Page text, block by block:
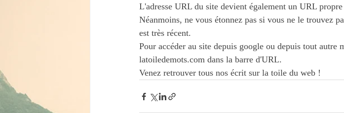
L'adresse URL du site devient également un URL
Néanmoins, ne vous étonnez pas si vous ne le trouvez
est très récent.
Pour accéder au site depuis google ou depuis tout autre
latoiledemots.com dans la barre d'URL.
Venez retrouver tous nos écrit sur la toile du web !